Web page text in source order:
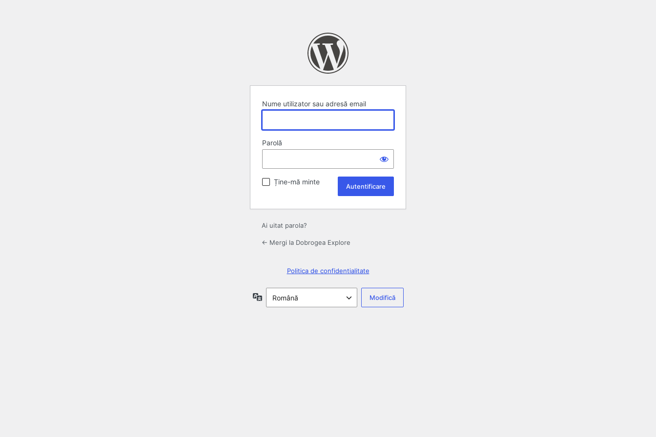
Nume utilizator sau adresă email
Parolă
Ține-mă minte
Ai uitat parola?
← Mergi la Dobrogea Explore
Politica de confidentialitate
Limbă